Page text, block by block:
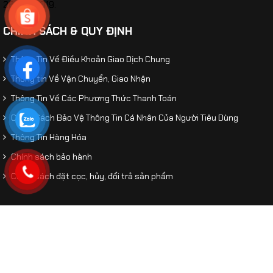
26/02/2019.
CHÍNH SÁCH & QUY ĐỊNH
Thông Tin Về Điều Khoản Giao Dịch Chung
Thông tin Về Vận Chuyển, Giao Nhận
Thông Tin Về Các Phương Thức Thanh Toán
Chính Sách Bảo Vệ Thông Tin Cá Nhân Của Người Tiêu Dùng
Thông Tin Hàng Hóa
Chính sách bảo hành
Chính sách đặt cọc, hủy, đổi trả sản phẩm